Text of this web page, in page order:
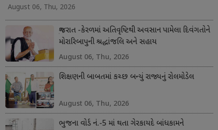
August 06, Thu, 2026
ગુજરાત -કેરળમાં અતિવૃષ્ટિથી અવસાન પામેલા દિવંગતોને
મોરારિબાપુની શ્રદ્ધાંજલિ અને સહાય
August 06, Thu, 2026
શિક્ષણની બાબતમાં કચ્છ બન્યું રાજ્યનું રોલમોડેલ
August 06, Thu, 2026
ભુજના વોર્ડ નં.-5 માં થતા ગેરકાયદે બાંધકામને